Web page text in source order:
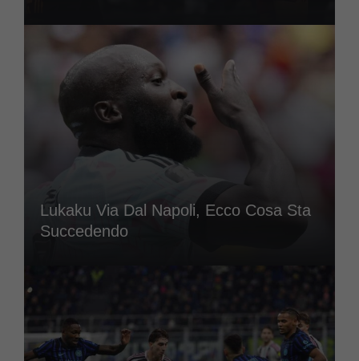
Lukaku Via Dal Napoli, Ecco Cosa Sta
Succedendo